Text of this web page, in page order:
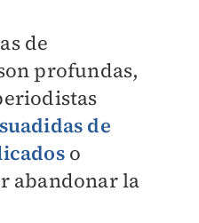
de
profundas,
de
o
abandonar la